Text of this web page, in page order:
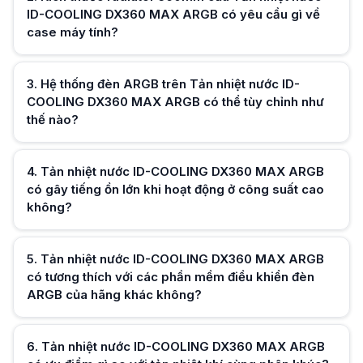
Tản nhiệt nước ID-COOLING DX360 MAX ARGB cung cấp hiệu suất
Tản nhiệt nước ID-COOLING DX360 MAX ARGB có đi kèm với keo tản
Có, Tản nhiệt nước ID-COOLING DX360 MAX ARGB thường đi kèm
ID-COOLING DX360 MAX ARGB có yêu cầu gì về
case máy tính?
3. Hệ thống đèn ARGB trên Tản nhiệt nước ID-
COOLING DX360 MAX ARGB có thể tùy chỉnh như
thế nào?
4. Tản nhiệt nước ID-COOLING DX360 MAX ARGB
có gây tiếng ồn lớn khi hoạt động ở công suất cao
không?
Hữu ích (0)
5. Tản nhiệt nước ID-COOLING DX360 MAX ARGB
có tương thích với các phần mềm điều khiển đèn
ARGB của hãng khác không?
6. Tản nhiệt nước ID-COOLING DX360 MAX ARGB